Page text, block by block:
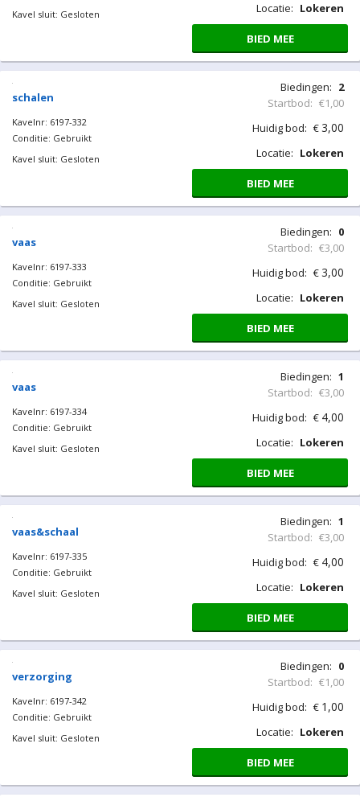
Kavel sluit: Gesloten
Locatie: Lokeren
BIED MEE
schalen
Kavelnr: 6197-332
Conditie: Gebruikt
Kavel sluit: Gesloten
Biedingen: 2
Startbod: €1,00
Huidig bod: €3,00
Locatie: Lokeren
BIED MEE
vaas
Kavelnr: 6197-333
Conditie: Gebruikt
Kavel sluit: Gesloten
Biedingen: 0
Startbod: €3,00
Huidig bod: €3,00
Locatie: Lokeren
BIED MEE
vaas
Kavelnr: 6197-334
Conditie: Gebruikt
Kavel sluit: Gesloten
Biedingen: 1
Startbod: €3,00
Huidig bod: € 4,00
Locatie: Lokeren
BIED MEE
vaas&schaal
Kavelnr: 6197-335
Conditie: Gebruikt
Kavel sluit: Gesloten
Biedingen: 1
Startbod: €3,00
Huidig bod: € 4,00
Locatie: Lokeren
BIED MEE
verzorging
Kavelnr: 6197-342
Conditie: Gebruikt
Kavel sluit: Gesloten
Biedingen: 0
Startbod: €1,00
Huidig bod: € 1,00
Locatie: Lokeren
BIED MEE